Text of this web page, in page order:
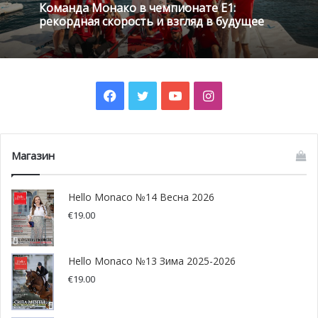
Цюрих и Нью-Йорк. Организаторы также обсуждают с
местными властями возвращение чемпионата в
Сантьяго.
Кроме того, организаторы Формулы E надеются выйти
на Ближний Восток. Согласно информации
Motorsport.com, проведение гонок также возможно в
Команда Монако в чемпионате E1:
рекордная скорость и взгляд в будущее
Facebook
TwitterYouTubeInstagram
Магазин
Hello Monaco №14 Весна 2026
€19.00
Hello Monaco №13 Зима 2025-2026
€19.00